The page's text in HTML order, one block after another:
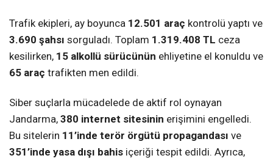
Trafik ekipleri, ay boyunca 12.501 araç kontrolü yaptı ve
3.690 şahsı sorguladı. Toplam 1.319.408 TL ceza
kesilirken, 15 alkollü sürücünün ehliyetine el konuldu ve
65 araç trafikten men edildi.
Siber suçlarla mücadelede de aktif rol oynayan
Jandarma, 380 internet sitesinin erişimini engelledi.
Bu sitelerin 11’inde terör örgütü propagandası ve
351’inde yasa dışı bahis içeriği tespit edildi. Ayrıca,